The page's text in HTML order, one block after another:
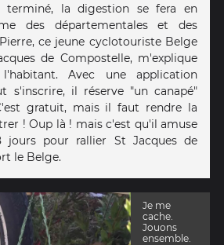
terminé, la digestion se fera en
des départementales et des
ce jeune cyclotouriste Belge
de Compostelle, m'explique
Avec une application
s'inscrire, il réserve "un canapé"
gratuit, mais il faut rendre la
! Oup là ! mais c'est qu'il amuse
jours pour rallier St Jacques de
le Belge.
Je me
cache.
Jouons
ensemble.